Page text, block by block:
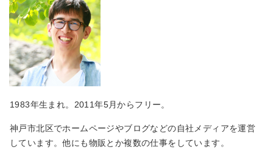
1983年生まれ。2011年5月からフリー。
神戸市北区でホームページやブログなどの自社メディアを運営
しています。他にも物販とか複数の仕事をしています。